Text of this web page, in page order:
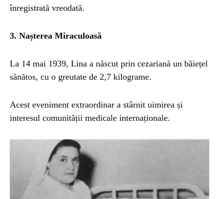
înregistrată vreodată.
3. Nașterea Miraculoasă
La 14 mai 1939, Lina a născut prin cezariană un băiețel
sănătos, cu o greutate de 2,7 kilograme.
Acest eveniment extraordinar a stârnit uimirea și
interesul comunității medicale internaționale.